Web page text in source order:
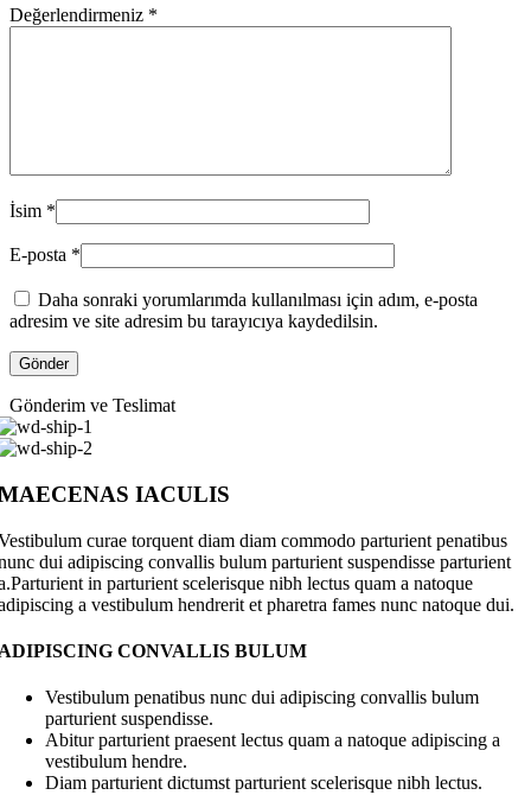
Değerlendirmeniz *
İsim *
E-posta *
Daha sonraki yorumlarımda kullanılması için adım, e-posta
adresim ve site adresim bu tarayıcıya kaydedilsin.
Gönderim ve Teslimat
IACULIS
curae torquent diam diam commodo parturient penatibus
dui adipiscing convallis bulum parturient suspendisse parturient
in parturient scelerisque nibh lectus quam a natoque
a vestibulum hendrerit et pharetra fames nunc natoque dui.
CONVALLIS BULUM
Vestibulum penatibus nunc dui adipiscing convallis bulum
parturient suspendisse.
Abitur parturient praesent lectus quam a natoque adipiscing a
vestibulum hendre.
Diam parturient dictumst parturient scelerisque nibh lectus.